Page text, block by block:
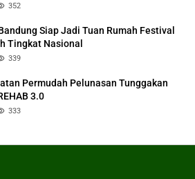
352
Siap Jadi Tuan Rumah Festival
Tingkat Nasional
339
Permudah Pelunasan Tunggakan
3.0
333